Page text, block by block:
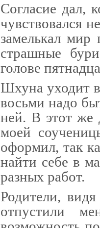
Согласие дал,
чувст­вовался
замелькал мир
страшные
голове
Шхуна уходит в
вось­ми надо
ней. В этот же
моей
оформил, так
найти себе в
раз­ных работ.
Родители,
отпусти­ли